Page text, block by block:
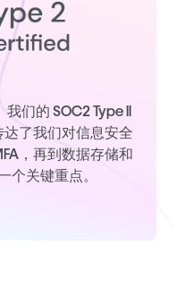
们的 SOC2 Type II
了我们对信息安全
，再到数据存储和
个关键重点。